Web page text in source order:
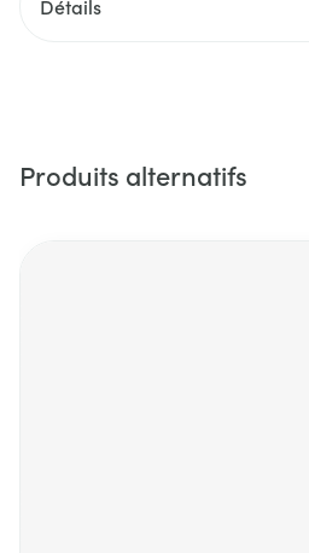
Détails
Produits alternatifs